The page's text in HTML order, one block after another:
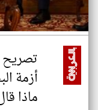
تصريح
أزمة
ماذا